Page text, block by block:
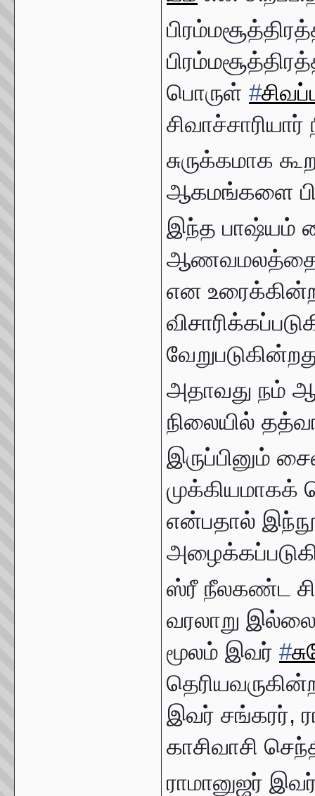
பொருள் #
சுருக்கமாக
ஆகமங்களை
இந்த பாஷ்யம்
என
அதாவது நம்
நிலையில்
இருப்பினும்
முக்கியமாகக்
என்பதால்
ஸ்ரீ நீலகண்ட
வரலாறு
மூலம் இவர் #
இவர் சங்கரர்,
காசிவாசி
ராமானுஜர்